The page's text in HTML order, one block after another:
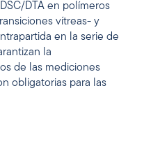
DTA en polímeros
vítreas- y
en la serie de
la
de las mediciones
obligatorias para las